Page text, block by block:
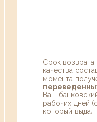
Срок
качества
момента
Ваш
рабочих дней
который выдал